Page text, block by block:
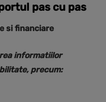
pas cu pas
si financiare
informatiilor
precum: